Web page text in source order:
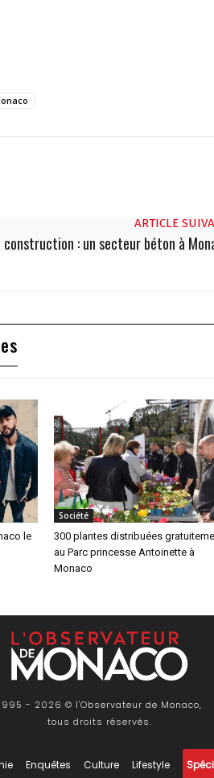
ARTICLE
construction : un secteur béton à
le
Société
300 plantes distribuées
au Parc princesse Antoinette à
Monaco
- 2026 © l'Observateur de Monaco,
tous droits réservés.
Enquêtes Culture Lifestyle